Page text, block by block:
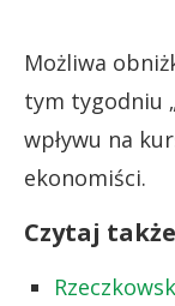
Możliwa
tym tygodniu
wpływu na
ekonomiści.
Czytaj